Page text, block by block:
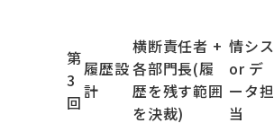
第
3
回
履歴設
計
横断責任者 +
各部門長(履
歴を残す範囲
を決裁)
情シス
or デ
ータ担
当